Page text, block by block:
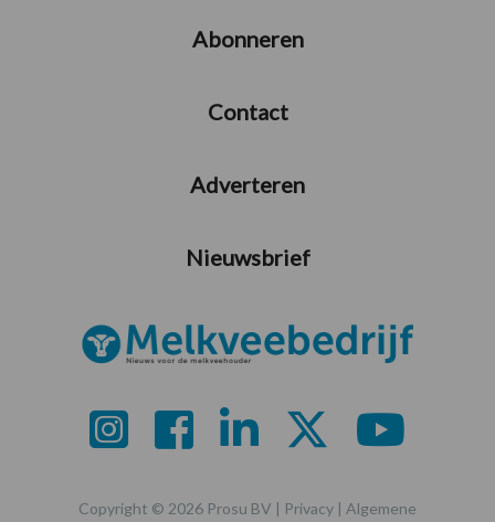
Abonneren
Contact
Adverteren
Nieuwsbrief
Copyright © 2026 Prosu BV | Privacy | Algemene